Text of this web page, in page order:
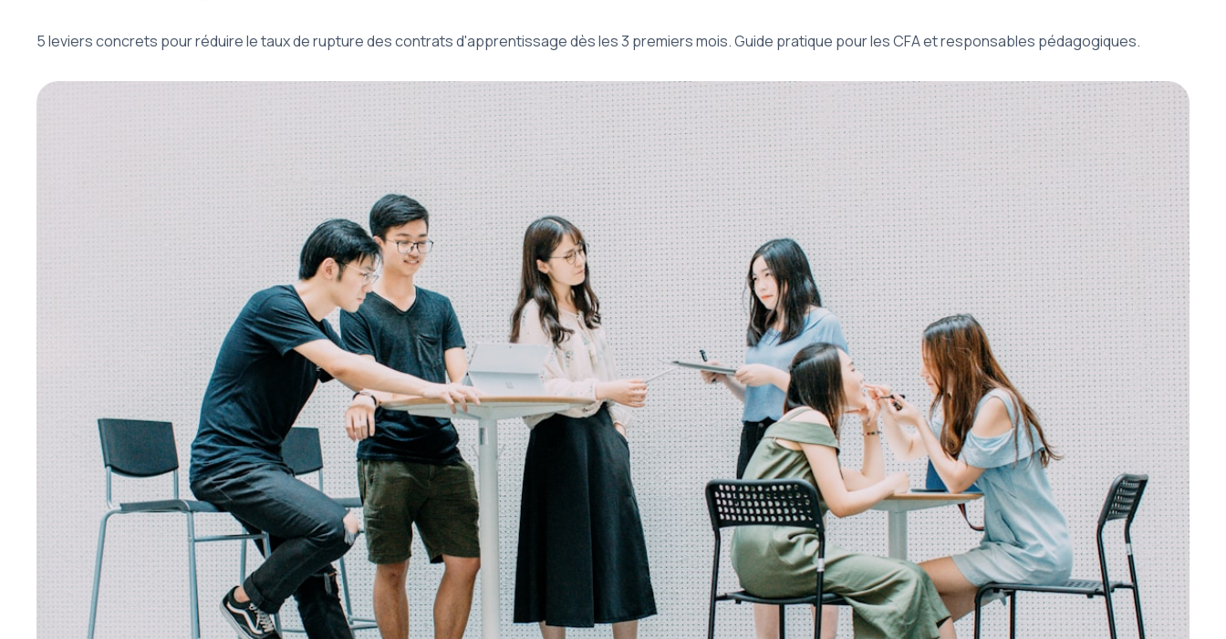
5 leviers concrets pour réduire le taux de rupture des contrats d'apprentissage dès les 3 premiers mois. Guide pratique pour les CFA et responsables pédagogiques.